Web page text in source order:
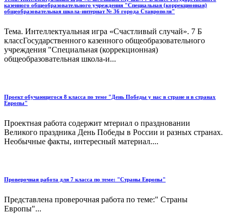
казенного общеобразовательного учреждения "Специальная (коррекционная)
общеобразовательная школа-интернат № 36 города Ставрополя"
Тема. Интеллектуальная игра «Счастливый случай». 7 Б
классГосударственного казенного общеобразовательного
учреждения "Специальная (коррекционная)
общеобразовательная школа-и...
Проект обучающегося 8 класса по теме "День Победы у нас в стране и в странах
Европы"
Проектная работа содержит мтериал о праздновании
Великого праздника День Победы в России и разных странах.
Необычные факты, интересный материал....
Проверочная работа для 7 класса по теме: "Страны Европы"
Представлена проверочная работа по теме:" Страны
Европы"...